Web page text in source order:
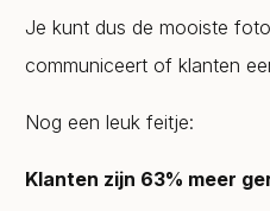
Je kunt dus de mooiste
communiceert of klanten
Nog een leuk feitje:
Klanten zijn 63% meer